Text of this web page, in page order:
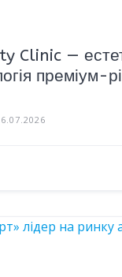
Clinic —
преміум-